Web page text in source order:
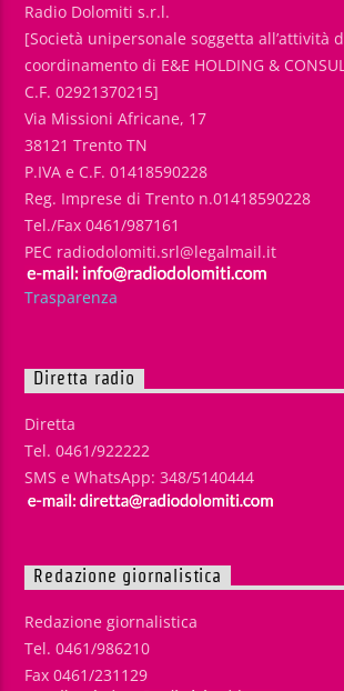
Radio Dolomiti s.r.l.
[Società unipersonale soggetta all’attività
coordinamento di E&E HOLDING &
C.F. 02921370215]
Via Missioni Africane, 17
38121 Trento TN
P.IVA e C.F. 01418590228
Reg. Imprese di Trento n.01418590228
Tel./Fax 0461/987161
PEC radiodolomiti.srl@legalmail.it
Trasparenza
Diretta radio
Diretta
Tel. 0461/922222
SMS e WhatsApp: 348/5140444
Redazione giornalistica
Redazione giornalistica
Tel. 0461/986210
Fax 0461/231129